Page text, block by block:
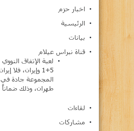
اخبار حزم
الرئيسية
بيانات
قناة نبراس عيلام
لعبة الإتفاق
5+1 وإيران، فلا
المجموعة جادة
طهران، وذلك ضماناً
لقاءات
مشاركات